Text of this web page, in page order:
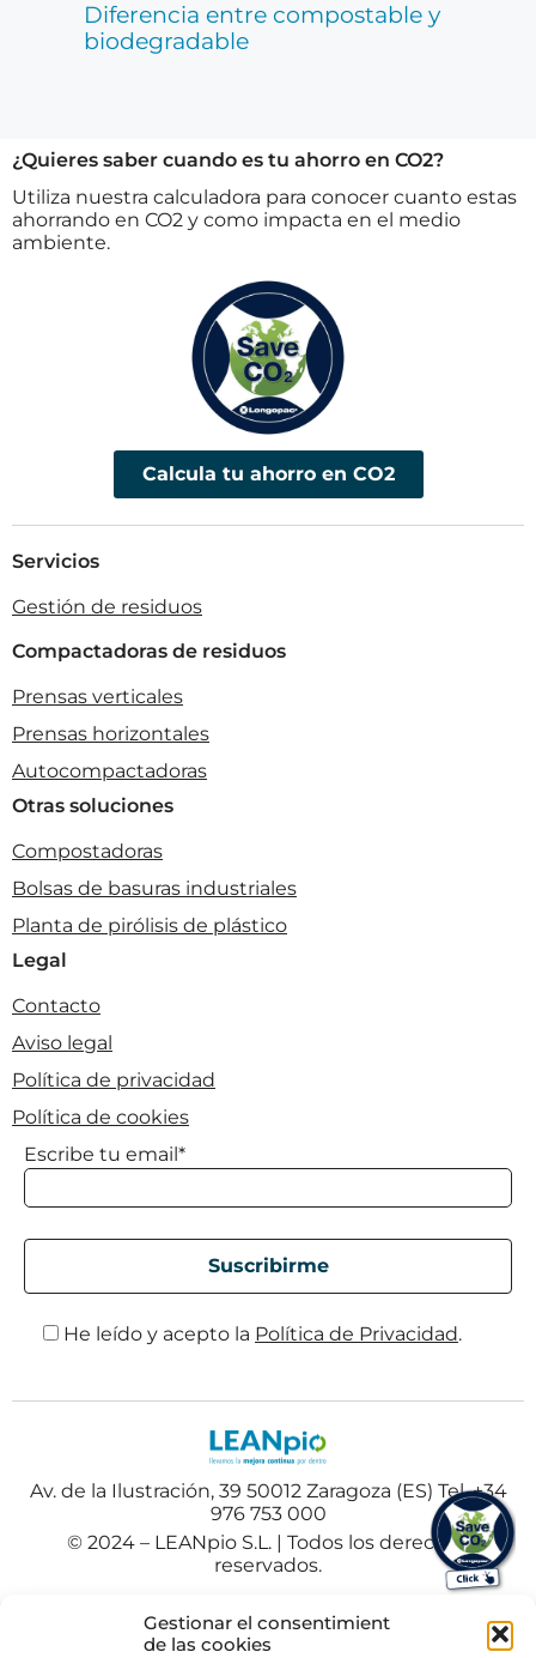
Gestionar el consentimient
de las cookies
Diferencia entre compostable y
biodegradable
¿Quieres saber cuando es tu ahorro en CO2?
Utiliza nuestra calculadora para conocer cuanto estas
ahorrando en CO2 y como impacta en el medio
ambiente.
Calcula tu ahorro en CO2
Servicios
Gestión de residuos
Compactadoras de residuos
Prensas verticales
Prensas horizontales
Autocompactadoras
Otras soluciones
Compostadoras
Bolsas de basuras industriales
Planta de pirólisis de plástico
Legal
Contacto
Aviso legal
Política de privacidad
Política de cookies
Escribe tu email*
He leído y acepto la Política de Privacidad.
Av. de la Ilustración, 39 50012 Zaragoza (ES) Tel. +34
976 753 000
© 2024 – LEANpio S.L. | Todos los derechos
reservados.
Español Polski(Polaco
Portuguese